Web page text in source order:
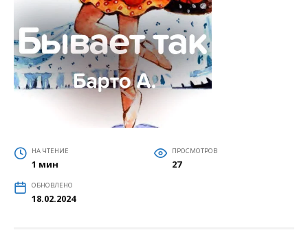
НА ЧТЕНИЕ
1 мин
ПРОСМОТРОВ
27
ОБНОВЛЕНО
18.02.2024